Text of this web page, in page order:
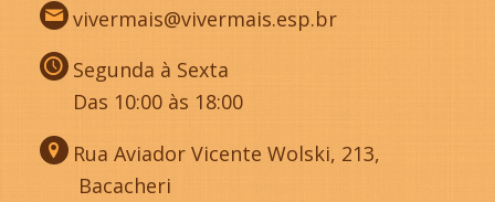
vivermais@vivermais.esp.br
Segunda à Sexta
Das 10:00 às 18:00
Rua Aviador Vicente Wolski, 213,
Bacacheri